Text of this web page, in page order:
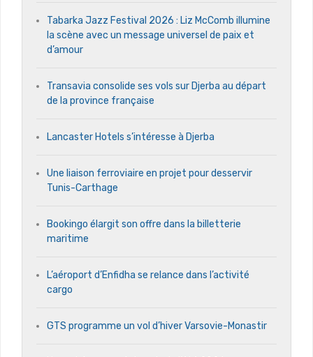
Tabarka Jazz Festival 2026 : Liz McComb illumine
la scène avec un message universel de paix et
d’amour
Transavia consolide ses vols sur Djerba au départ
de la province française
Lancaster Hotels s’intéresse à Djerba
Une liaison ferroviaire en projet pour desservir
Tunis-Carthage
Bookingo élargit son offre dans la billetterie
maritime
L’aéroport d’Enfidha se relance dans l’activité
cargo
GTS programme un vol d’hiver Varsovie-Monastir